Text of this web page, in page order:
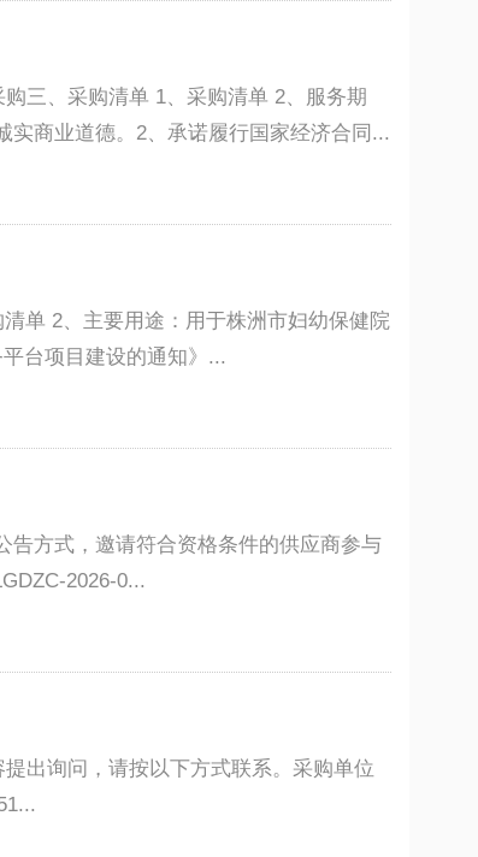
三、采购清单 1、采购清单 2、服务期
商业道德。2、承诺履行国家经济合同...
单 2、主要用途：用于株洲市妇幼保健院
台项目建设的通知》...
告方式，邀请符合资格条件的供应商参与
2026-0...
出询问，请按以下方式联系。采购单位